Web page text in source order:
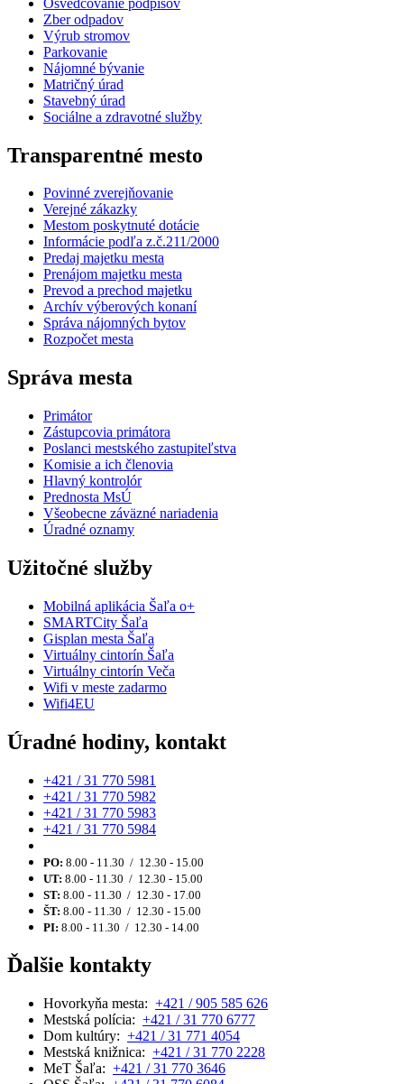
Zber odpadov
Výrub stromov
Parkovanie
Nájomné bývanie
Matričný úrad
Stavebný úrad
Sociálne a zdravotné služby
Transparentné mesto
Povinné zverejňovanie
Verejné zákazky
Mestom poskytnuté dotácie
Informácie podľa z.č.211/2000
Predaj majetku mesta
Prenájom majetku mesta
Prevod a prechod majetku
Archív výberových konaní
Správa nájomných bytov
Rozpočet mesta
Správa mesta
Primátor
Zástupcovia primátora
Poslanci mestského zastupiteľstva
Komisie a ich členovia
Hlavný kontrolór
Prednosta MsÚ
Všeobecne záväzné nariadenia
Úradné oznamy
Užitočné služby
Mobilná aplikácia Šaľa o+
SMARTCity Šaľa
Gisplan mesta Šaľa
Virtuálny cintorín Šaľa
Virtuálny cintorín Veča
Wifi v meste zadarmo
Wifi4EU
Úradné hodiny, kontakt
+421 / 31 770 5981
+421 / 31 770 5982
+421 / 31 770 5983
+421 / 31 770 5984
PO: 8.00 - 11.30 / 12.30 - 15.00
UT: 8.00 - 11.30 / 12.30 - 15.00
ST: 8.00 - 11.30 / 12.30 - 17.00
ŠT: 8.00 - 11.30 / 12.30 - 15.00
PI: 8.00 - 11.30 / 12.30 - 14.00
Ďalšie kontakty
Hovorkyňa mesta: +421 / 905 585 626
Mestská polícia: +421 / 31 770 6777
Dom kultúry: +421 / 31 771 4054
Mestská knižnica: +421 / 31 770 2228
MeT Šaľa: +421 / 31 770 3646